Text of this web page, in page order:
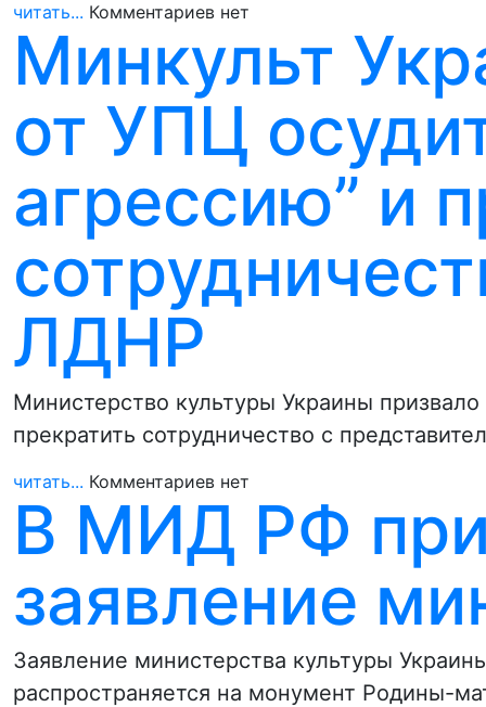
читать... Комментариев нет
Минкульт
от УПЦ
агрессию” и
ЛДНР
Министерство культуры Украины
прекратить сотрудничество с
читать... Комментариев нет
В МИД РФ
заявление
Заявление министерства культуры
распространяется на монумент Родины-